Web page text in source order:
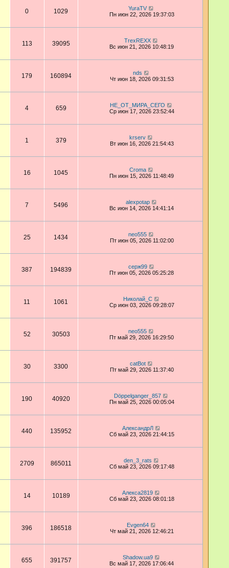
0 1029
YuraTV
Пн июн 22, 2026 19:37:03
113 39095
TrexREXX
Вс июн 21, 2026 10:48:19
179 160894
nds
Чт июн 18, 2026 09:31:53
4 659
НЕ_ОТ_МИРА_СЕГО
Ср июн 17, 2026 23:52:44
1 379
krserv
Вт июн 16, 2026 21:54:43
16 1045
Croma
Пн июн 15, 2026 11:48:49
7 5496
alexpotap
Вс июн 14, 2026 14:41:14
25 1434
neo555
Пт июн 05, 2026 11:02:00
387 194839
серж99
Пт июн 05, 2026 05:25:28
11 1061
Николай_С
Ср июн 03, 2026 09:28:07
52 30503
neo555
Пт май 29, 2026 16:29:50
30 3300
catBot
Пт май 29, 2026 11:37:40
190 40920
Dӧppelganger_857
Пн май 25, 2026 00:05:04
440 135952
АлександрЛ
Сб май 23, 2026 21:44:15
2709 865011
den_3_rats
Сб май 23, 2026 09:17:48
14 10189
Алекса2819
Сб май 23, 2026 08:01:18
396 186518
Evgen64
Чт май 21, 2026 12:46:21
655 391757
Shadow.ua9
Вс май 17, 2026 17:06:44